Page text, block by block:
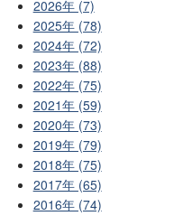
2026年 (7)
2025年 (78)
2024年 (72)
2023年 (88)
2022年 (75)
2021年 (59)
2020年 (73)
2019年 (79)
2018年 (75)
2017年 (65)
2016年 (74)